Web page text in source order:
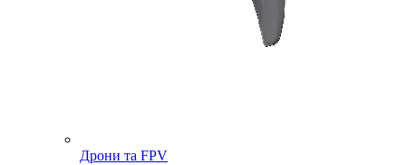
Дрони та FPV